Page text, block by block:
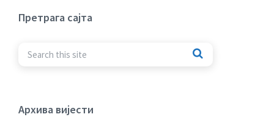
Претрага сајта
Архива вијести